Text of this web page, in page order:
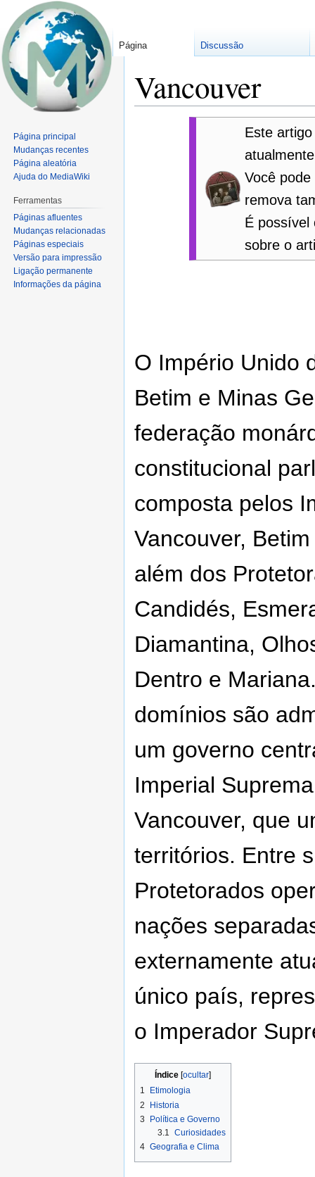
Vancouver
Este
Você pode
remova
É possível
sobre o
O Império Unido
Betim e Minas
federação
constitucional
composta pelos
Vancouver,
além dos
Candidés,
Diamantina,
Dentro e
domínios são
um governo
Imperial
Vancouver, que
territórios. Entre
Protetorados
nações
externamente
único país,
o Imperador
Índice
1
Etimologia
2
Historia
3
Política e Governo
3.1 Curiosidades
4 Geografia e Clima
Página Discussão
Página principal
Mudanças recentes
Página aleatória
Ajuda do MediaWiki
Ferramentas
Páginas afluentes
Mudanças relacionadas
Páginas especiais
Versão para impressão
Ligação permanente
Informações da página